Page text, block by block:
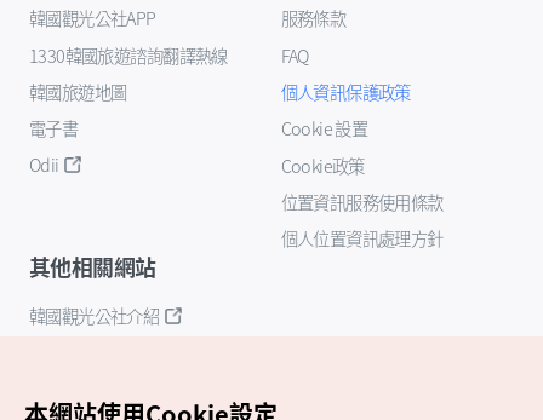
韓國觀光公社APP
1330韓國旅遊諮詢翻譯熱線
韓國旅遊地圖
電子書
Odii
服務條款
FAQ
個人資訊保護政策
Cookie 設置
Cookie政策
位置資訊服務使用條款
個人位置資訊處理方針
其他相關網站
韓國觀光公社介紹